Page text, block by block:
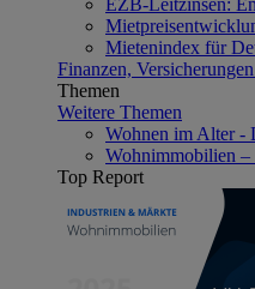
Mietenindex für
Finanzen,
Themen
Weitere Themen
Wohnen im Alter -
Wohnimmobilien –
Top Report